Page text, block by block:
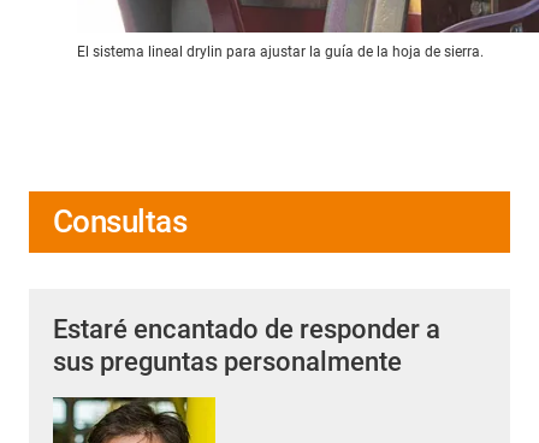
El sistema lineal drylin para ajustar la guía de la hoja de sierra.
Consultas
Estaré encantado de responder a
sus preguntas personalmente